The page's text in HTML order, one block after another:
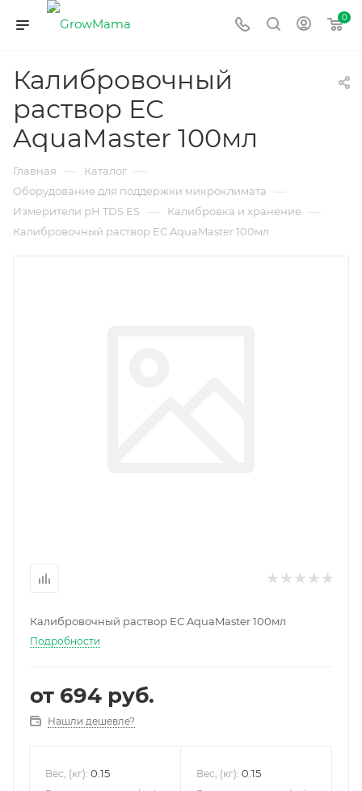
0
Калибровочный
раствор ЕС
AquaMaster 100мл
Главная — Каталог —
Оборудование для поддержки микроклимата —
Измерители рН TDS ES — Калибровка и хранение —
Калибровочный раствор ЕС AquaMaster 100мл
Калибровочный раствор ЕС AquaMaster 100мл
Подробности
от 694 руб.
Нашли дешевле?
Вес, (кг): 0.15 Вес, (кг): 0.15